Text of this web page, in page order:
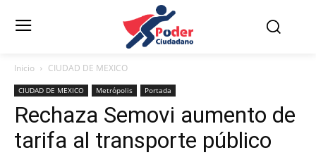
Inicio CIUDAD DE MEXICO
CIUDAD DE MEXICO Metrópolis Portada
Rechaza Semovi aumento de
tarifa al transporte público